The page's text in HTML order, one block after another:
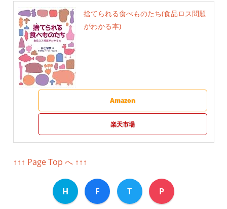
捨てられる食べものたち(食品ロス問題
がわかる本)
Amazon
楽天市場
↑↑↑ Page Top へ ↑↑↑
H F T P